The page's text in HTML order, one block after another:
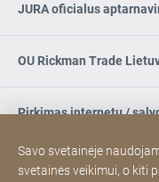
JURA oficialus
OU Rickman Trade
Pirkimas internetu /
Užsiregistruokite
Savo svetainėje
svetainės veikimui, o kiti